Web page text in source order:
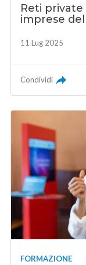
Reti private
imprese
11 Lug 2025
Condividi
FORMAZIONE